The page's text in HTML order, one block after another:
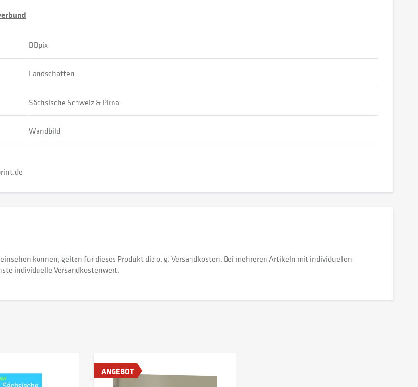
DDpix
Landschaften
Sächsische Schweiz & Pirna
Wandbild
einsehen können, gelten für dieses Produkt die o. g. Versandkosten. Bei mehreren Artikeln mit individuellen
individuelle Versandkostenwert.
ANGEBOT